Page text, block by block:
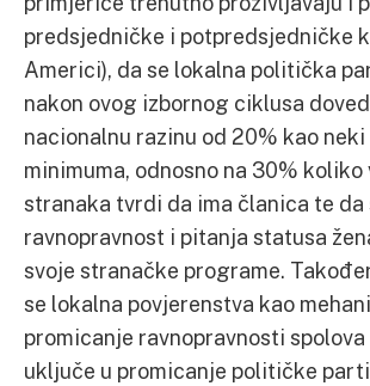
predsjedničke i potpredsjedničke
Americi), da se lokalna politička
nakon ovog izbornog ciklusa
nacionalnu razinu od 20% kao
minimuma, odnosno na 30% koliko
stranaka tvrdi da ima članica te da
ravnopravnost i pitanja statusa
svoje stranačke programe.
se lokalna povjerenstva kao
promicanje ravnopravnosti
uključe u promicanje političke